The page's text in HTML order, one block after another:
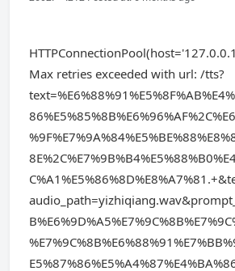
Max retries exceeded with url: /tts?